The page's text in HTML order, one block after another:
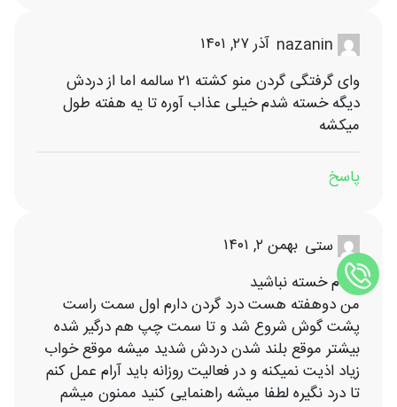
nazanin آذر ۲۷, ۱۴۰۱
وای گرفتگی گردن منو کشته ۲۱ سالمه اما از دردش
دیگه خسته شدم خیلی عذاب آوره تا یه هفته طول
میکشه
پاسخ
ستی بهمن ۲, ۱۴۰۱
سلام خسته نباشید
من دوهفته هست درد گردن دارم اول سمت راست
پشت گوش شروع شد و تا سمت چپ هم درگیر شده
بیشتر موقع بلند شدن دردش شدید میشه موقع خواب
زیاد اذیت نمیکنه و در فعالیت روزانه باید آرام عمل کنم
تا درد نگیره لطفا میشه راهنمایی کنید ممنون میشم